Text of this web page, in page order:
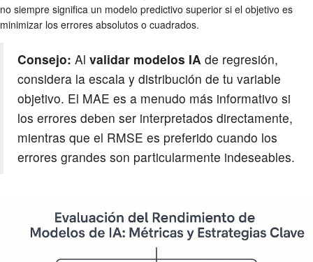
no siempre significa un modelo predictivo superior si el objetivo es
minimizar los errores absolutos o cuadrados.
Consejo: Al validar modelos IA de regresión,
considera la escala y distribución de tu variable
objetivo. El MAE es a menudo más informativo si
los errores deben ser interpretados directamente,
mientras que el RMSE es preferido cuando los
errores grandes son particularmente indeseables.